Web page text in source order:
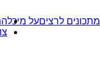
על מיכלמתכונים לרצים